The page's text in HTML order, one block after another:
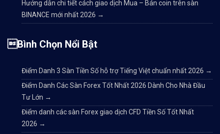
Hướng dẫn chi tiết cách giao dịch Mua – Bán coin trên sàn
BINANCE mới nhất 2026 →
Bình Chọn Nổi Bật
Điểm Danh 3 Sàn Tiền Số hỗ trợ Tiếng Việt chuẩn nhất 2026 →
Điểm Danh Các Sàn Forex Tốt Nhất 2026 Dành Cho Nhà Đầu
Tư Lớn →
Điểm danh các sàn Forex giao dịch CFD Tiền Số Tốt Nhất
2026 →